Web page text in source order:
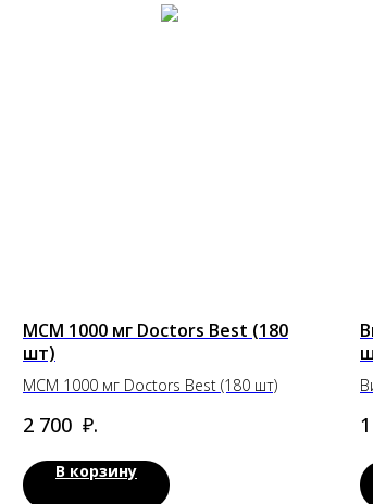
МСМ 1000 мг Doctors Best (180
шт)
МСМ 1000 мг Doctors Best (180 шт)
2 700 ₽.
В корзину